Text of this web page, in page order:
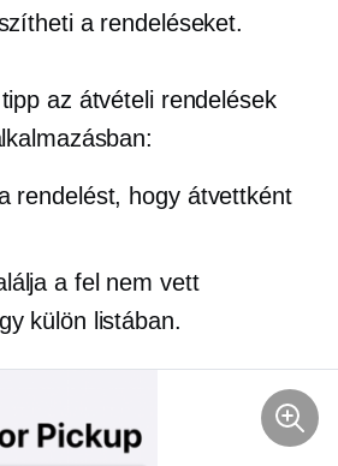
a rendeléseket.
az átvételi rendelések
rendelést, hogy átvettként
a fel nem vett
külön listában.